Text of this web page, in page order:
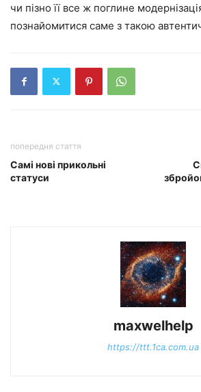
чи пізно її все ж поглине
познайомитися саме з такою
попередня стаття
Самі нові прикольні
статуси
maxwelhelp
https://ttt.1ca.com.ua